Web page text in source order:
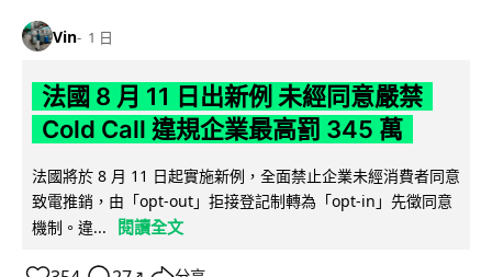
Vin 1 日
法國 8 月 11 日出新例 未經同意嚴禁
Cold Call 違規企業最高罰 345 萬
法國將於 8 月 11 日起實施新例，全面禁止企業未經消費者同意
致電推銷，由「opt-out」拒接登記制轉為「opt-in」先徵同意
機制。違...
閱讀全文